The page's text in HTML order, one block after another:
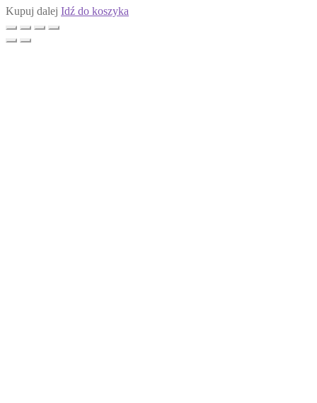
Kupuj dalej Idź do koszyka